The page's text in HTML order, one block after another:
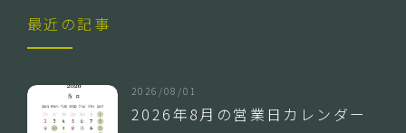
最近の記事
2026/08/01
2026年8月の営業日カレンダー